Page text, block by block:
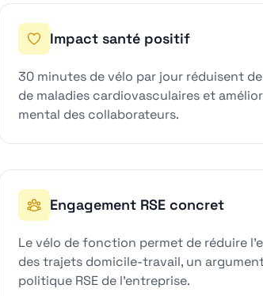
Impact santé positif
30 minutes de vélo par jour réduisent
de maladies cardiovasculaires et
mental des collaborateurs.
Engagement RSE concret
Le vélo de fonction permet de réduire
des trajets domicile-travail, un
politique RSE de l'entreprise.